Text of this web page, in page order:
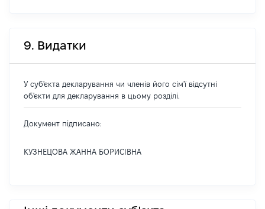
9. Видатки
У суб'єкта декларування чи членів його сім'ї відсутні
об'єкти для декларування в цьому розділі.
Документ підписано:
КУЗНЕЦОВА ЖАННА БОРИСІВНА